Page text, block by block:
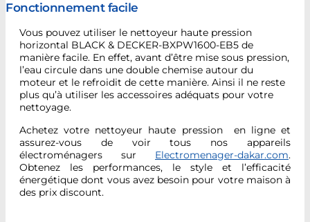
Fonctionnement facile
Vous pouvez utiliser le nettoyeur haute pression
horizontal BLACK & DECKER-BXPW1600-EB5 de
manière facile. En effet, avant d’être mise sous pression,
l’eau circule dans une double chemise autour du
moteur et le refroidit de cette manière. Ainsi il ne reste
plus qu’à utiliser les accessoires adéquats pour votre
nettoyage.
Achetez votre nettoyeur haute pression
en ligne et
assurez-vous de voir tous nos appareils
électroménagers sur Electromenager-dakar.com.
Obtenez les performances, le style et l’efficacité
énergétique dont vous avez besoin pour votre maison à
des prix discount.